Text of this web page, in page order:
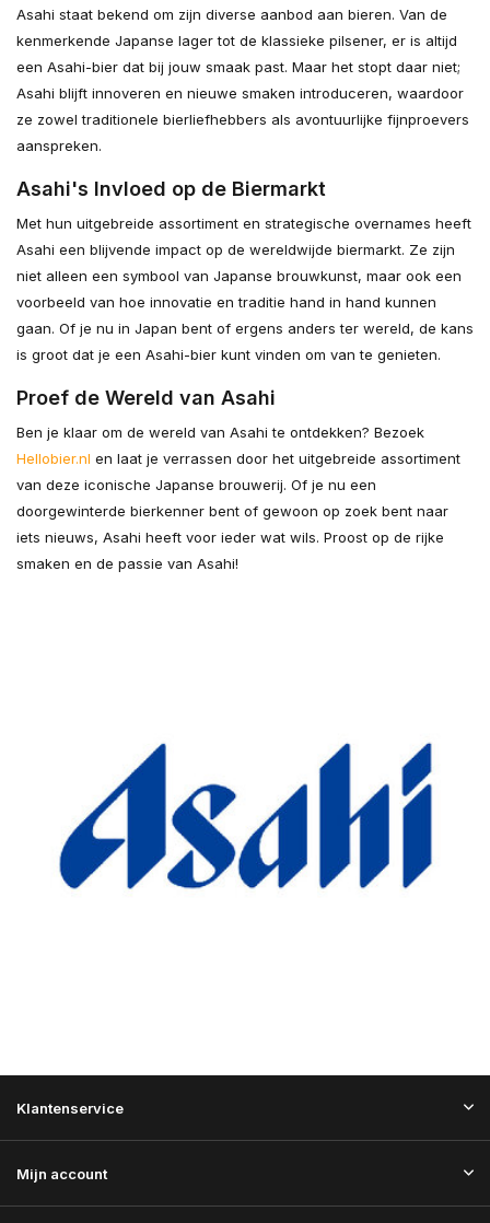
Asahi staat bekend om zijn diverse aanbod aan bieren. Van de
kenmerkende Japanse lager tot de klassieke pilsener, er is altijd
een Asahi-bier dat bij jouw smaak past. Maar het stopt daar niet;
Asahi blijft innoveren en nieuwe smaken introduceren, waardoor
ze zowel traditionele bierliefhebbers als avontuurlijke fijnproevers
aanspreken.
Asahi's Invloed op de Biermarkt
Met hun uitgebreide assortiment en strategische overnames heeft
Asahi een blijvende impact op de wereldwijde biermarkt. Ze zijn
niet alleen een symbool van Japanse brouwkunst, maar ook een
voorbeeld van hoe innovatie en traditie hand in hand kunnen
gaan. Of je nu in Japan bent of ergens anders ter wereld, de kans
is groot dat je een Asahi-bier kunt vinden om van te genieten.
Proef de Wereld van Asahi
Ben je klaar om de wereld van Asahi te ontdekken? Bezoek
Hellobier.nl en laat je verrassen door het uitgebreide assortiment
van deze iconische Japanse brouwerij. Of je nu een
doorgewinterde bierkenner bent of gewoon op zoek bent naar
iets nieuws, Asahi heeft voor ieder wat wils. Proost op de rijke
smaken en de passie van Asahi!
Klantenservice
Mijn account